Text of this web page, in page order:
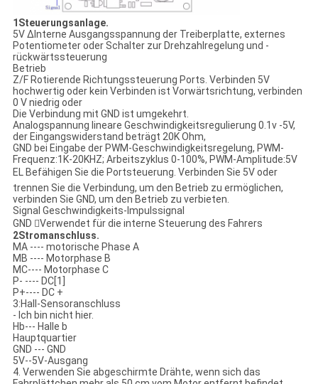
1Steuerungsanlage.
5V ∆Interne Ausgangsspannung der Treiberplatte, externes
Potentiometer oder Schalter zur Drehzahlregelung und -
rückwärtssteuerung
Betrieb
Z/F Rotierende Richtungssteuerung Ports. Verbinden 5V
hochwertig oder kein Verbinden ist Vorwärtsrichtung, verbinden
0 V niedrig oder
Die Verbindung mit GND ist umgekehrt.
Analogspannung lineare Geschwindigkeitsregulierung 0.1v -5V,
der Eingangswiderstand beträgt 20K Ohm,
GND bei Eingabe der PWM-Geschwindigkeitsregelung, PWM-
Frequenz:1K-20KHZ; Arbeitszyklus 0-100%, PWM-Amplitude:5V
EL Befähigen Sie die Portsteuerung. Verbinden Sie 5V oder
trennen Sie die Verbindung, um den Betrieb zu ermöglichen,
verbinden Sie GND, um den Betrieb zu verbieten.
Signal Geschwindigkeits-Impulssignal
GND Verwendet für die interne Steuerung des Fahrers
2Stromanschluss.
MA ---- motorische Phase A
MB ---- Motorphase B
MC---- Motorphase C
P- ---- DC[1]
P+---- DC +
3:Hall-Sensoranschluss
- Ich bin nicht hier.
Hb--- Halle b
Hauptquartier
GND --- GND
5V--5V-Ausgang
4. Verwenden Sie abgeschirmte Drähte, wenn sich das